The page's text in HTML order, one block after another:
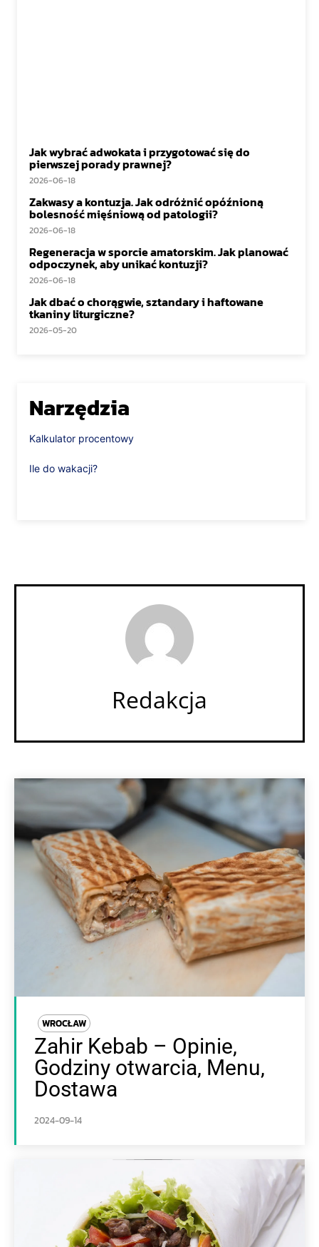
Jak wybrać adwokata i przygotować się do
pierwszej porady prawnej?
2026-06-18
Zakwasy a kontuzja. Jak odróżnić opóźnioną
bolesność mięśniową od patologii?
2026-06-18
Regeneracja w sporcie amatorskim. Jak planować
odpoczynek, aby unikać kontuzji?
2026-06-18
Jak dbać o chorągwie, sztandary i haftowane
tkaniny liturgiczne?
2026-05-20
Narzędzia
Kalkulator procentowy
Ile do wakacji?
Redakcja
WROCŁAW
Zahir Kebab – Opinie,
Godziny otwarcia, Menu,
Dostawa
2024-09-14